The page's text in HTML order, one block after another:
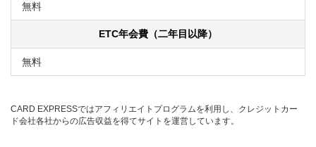
無料
ETC年会費（二年目以降）
無料
CARD EXPRESSではアフィリエイトプログラムを利用し、クレジットカー
ド会社各社からの広告収益を得てサイトを運営しています。